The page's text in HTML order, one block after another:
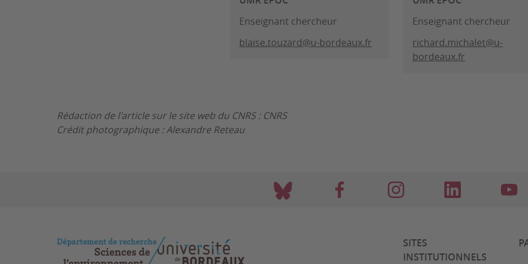
Enseignant chercheur
blaise.touzard@u-bordeaux.fr
Enseignant chercheur
richard.michalet@u-
bordeaux.fr
Rédaction de l'article sur le site web du CNRS : CNRS
Crédit photographique : Alexandre Reteau
SITES
INSTITUTIONNELS